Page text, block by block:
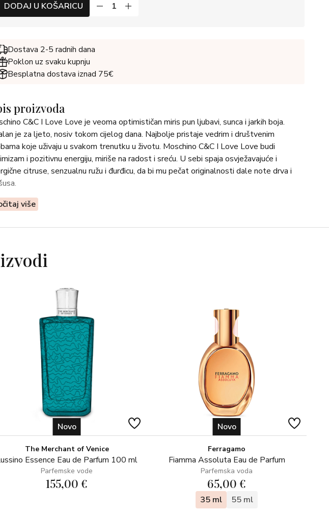
DODAJ U KOŠARICU
Dostava 2-5 radnih dana
Poklon uz svaku kupnju
Besplatna dostava iznad 75€
proizvoda
C&C I Love Love je veoma optimističan miris pun ljubavi, sunca i jarkih boja.
je za ljeto, nosiv tokom cijelog dana. Najbolje pristaje vedrim i društvenim
koje uživaju u svakom trenutku u životu. Moschino C&C I Love Love budi
i pozitivnu energiju, miriše na radost i sreću. U sebi spaja osvježavajuće i
citruse, senzualnu ružu i đurđicu, da bi mu pečat originalnosti dale note drva i
više
Novo
The Merchant of Venice
Essence Eau de Parfum 100 ml
Parfemske vode
155,00 €
Novo
Ferragamo
Fiamma Assoluta Eau de Parfum
Parfemska voda
65,00 €
35 ml 55 ml